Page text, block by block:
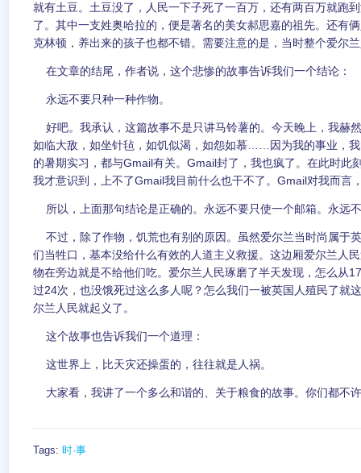
就有土豆。土豆没了，人民一下子死了一百万，还有两百万就跑
了。其中一支姓奥哈拉的，便是著名的美女郝思嘉的祖先。还有
克林顿，养出来的孩子也都不错。需要注意的是，当时整个爱尔
在文章的结尾，作者说，这个悲惨的故事告诉我们一个结论：
永远不要只种一种作物。
好吧。我承认，这篇故事不是只讲马铃薯的。今天晚上，我赫
如临大敌，如坐针毡，如饥似渴，如怨如慕……因为我的事业，
的暑期实习，都与Gmail有关。Gmail封了，我也疯了。在此时此
我才意识到，上不了Gmail我目前什么也干不了。Gmail对我而言
所以，上面那句结论是正确的。永远不要只使一个邮箱。永远
不过，除了作物，饥荒也有别的原因。虽然爱尔兰当时尚属于
们当牲口，基本没给什么有效的人道主义救援。这边厢爱尔兰人
物在旁边就是不给他们吃。爱尔兰人民琢磨了半天发现，怎么从
过24次，也没饿死过这么多人呢？怎么我们一被英国人殖民了就
尔兰人民就起义了。
这个故事也告诉我们一个道理：
这世界上，比天灾还操蛋的，往往就是人祸。
大家看，我讲了一个多么和谐的、关于粮食的故事。你们都不
Tags: 时·事